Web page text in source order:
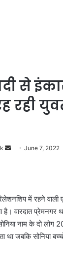
से
रही
SendJune 7, 2022
में रहने वाली
वारदात प्रेमनगर
नाम के दो लोग
जबकि सोनिया